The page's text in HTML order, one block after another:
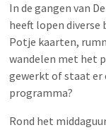
In de gangen van
heeft lopen diverse
Potje kaarten,
wandelen met het
gewerkt of staat er
programma?
Rond het